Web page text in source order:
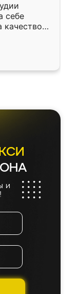
себе
качеством
почти
и